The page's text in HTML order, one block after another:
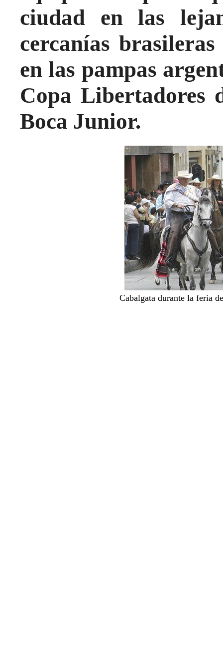
ciudad en las
cercanías
en las pampas
Copa Libertadores
Boca Junior.
Cabalgata durante la feria